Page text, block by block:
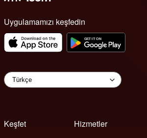
Uygulamamızı keşfedin
Keşfet
Hizmetler